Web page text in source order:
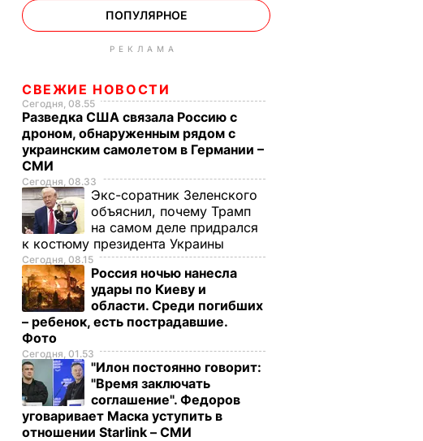
ПОПУЛЯРНОЕ
РЕКЛАМА
СВЕЖИЕ НОВОСТИ
Сегодня, 08.55
Разведка США связала Россию с
дроном, обнаруженным рядом с
украинским самолетом в Германии –
СМИ
Сегодня, 08.33
Экс-соратник Зеленского
объяснил, почему Трамп
на самом деле придрался
к костюму президента Украины
Сегодня, 08.15
Россия ночью нанесла
удары по Киеву и
области. Среди погибших
– ребенок, есть пострадавшие.
Фото
Сегодня, 01.53
"Илон постоянно говорит:
"Время заключать
соглашение". Федоров
уговаривает Маска уступить в
отношении Starlink – СМИ